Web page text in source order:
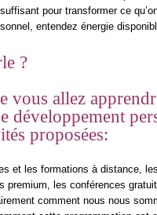
pour transformer ce
entendez énergie
?
vous allez
développement
proposées:
et les formations à distance, les
premium, les conférences
comment nous nous